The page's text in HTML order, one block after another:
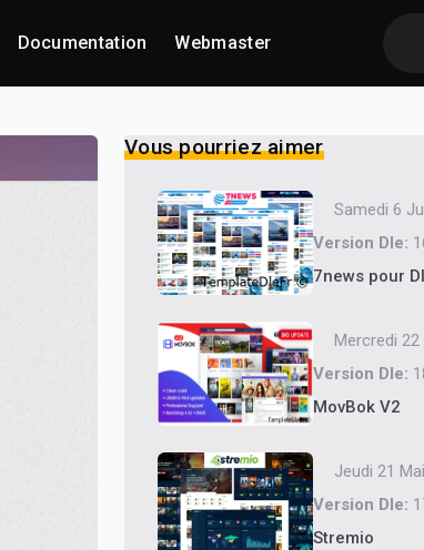
Documentation Webmaster
Vous pourriez aimer
Samedi 6
Version Dle:
7news pour
Mercredi
Version Dle:
MovBok V2
Jeudi 21
Version Dle:
Stremio